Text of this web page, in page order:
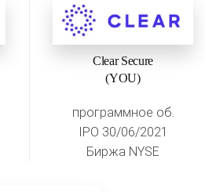
Clear Secure
(YOU)
программное об.
IPO 30/06/2021
Биржа NYSE